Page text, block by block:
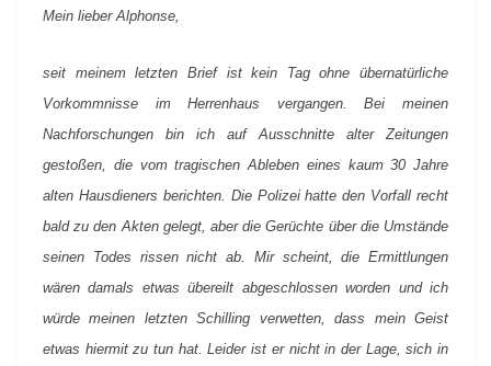
Mein lieber Alphonse,
seit meinem letzten Brief ist kein Tag ohne übernatürliche
Vorkommnisse im Herrenhaus vergangen. Bei meinen
Nachforschungen bin ich auf Ausschnitte alter Zeitungen
gestoßen, die vom tragischen Ableben eines kaum 30 Jahre
alten Hausdieners berichten. Die Polizei hatte den Vorfall recht
bald zu den Akten gelegt, aber die Gerüchte über die Umstände
seinen Todes rissen nicht ab. Mir scheint, die Ermittlungen
wären damals etwas übereilt abgeschlossen worden und ich
würde meinen letzten Schilling verwetten, dass mein Geist
etwas hiermit zu tun hat. Leider ist er nicht in der Lage, sich in